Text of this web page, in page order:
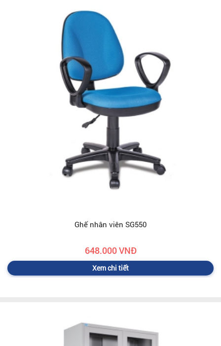
Ghế nhân viên SG550
648.000 VNĐ
Xem chi tiết